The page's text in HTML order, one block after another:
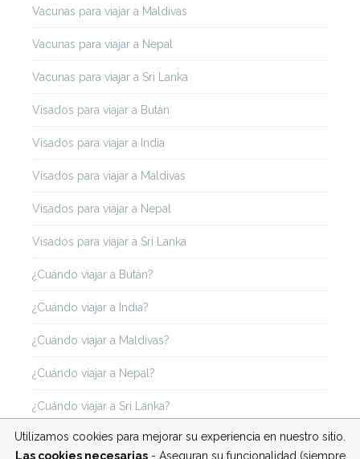
Vacunas para viajar a Maldivas
Vacunas para viajar a Nepal
Vacunas para viajar a Sri Lanka
Visados para viajar a Bután
Visados para viajar a India
Visados para viajar a Maldivas
Visados para viajar a Nepal
Visados para viajar a Sri Lanka
¿Cuándo viajar a Bután?
¿Cuándo viajar a India?
¿Cuándo viajar a Maldivas?
¿Cuándo viajar a Nepal?
¿Cuándo viajar a Sri Lanka?
Utilizamos cookies para mejorar su experiencia en nuestro sitio.
Las cookies necesarias- Aseguran su funcionalidad (siempre